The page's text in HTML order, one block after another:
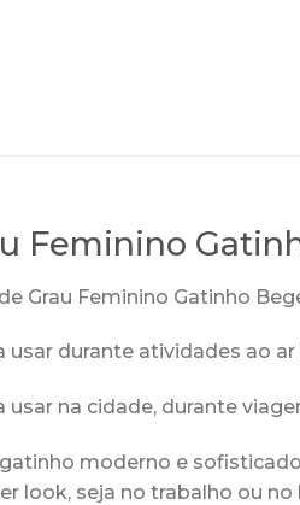
Feminino
Grau Feminino Gatinho
usar durante atividades ao
usar na cidade, durante
moderno e
look, seja no trabalho ou no